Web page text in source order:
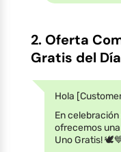
2. Oferta
Gratis del
Hola
En
ofrecemos
Uno Gratis!